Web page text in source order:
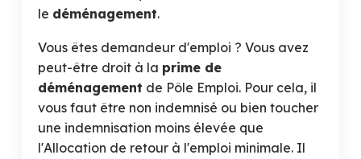
le déménagement.
Vous êtes demandeur d'emploi ? Vous avez
peut-être droit à la prime de
déménagement de Pôle Emploi. Pour cela, il
vous faut être non indemnisé ou bien toucher
une indemnisation moins élevée que
l'Allocation de retour à l'emploi minimale. Il